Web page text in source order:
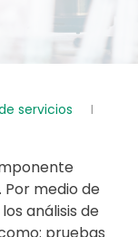
servicios
Por medio de
análisis de